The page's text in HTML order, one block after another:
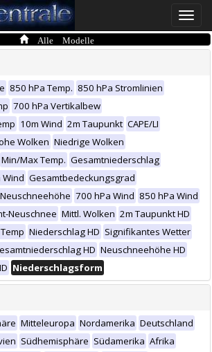
Toggle
Alle Modelle
850 hPa Temp. 850 hPa Stromlinien
700 hPa Vertikalbew
10m Wind 2m Taupunkt CAPE/LI
Wolken Niedrige Wolken
Min/Max Temp. Gesamtniederschlag
Wind Gesamtbedeckungsgrad
Neuschneehöhe 700 hPa Wind 850 hPa Wind
Neuschnee Mittl. Wolken 2m Taupunkt HD
Niederschlag HD Signifikantes Wetter
HD Neuschneehöhe HD
Niederschlagsform
Mitteleuropa Nordamerika Deutschland
Südhemisphäre Südamerika Afrika